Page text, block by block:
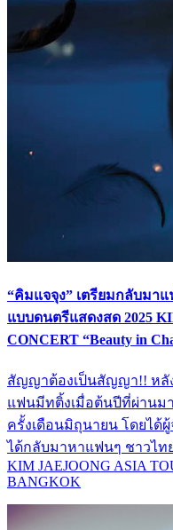
“คิมแจจุง” เตรียมกลับมา
แบบดนตรีแสดงสด 2025
CONCERT “Beauty in
สัญญาต้องเป็นสัญญา!! หลัง
แฟนมีทติ้งเมื่อต้นปีที่ผ่านม
ครั้งเดือนมิถุนายน โดยได้ผู้
ได้กลับมาหาแฟนๆ ชาวไท
KIM JAEJOONG ASIA
BANGKOK